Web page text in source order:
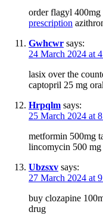
order flagyl
prescription
Gwhcwr says:
24 March 2024 at
lasix over the
captopril 25 mg oral
Hrpqlm says:
25 March 2024 at
metformin 500mg
lincomycin 500 mg
Ubzsxv says:
27 March 2024 at
buy clozapine
drug